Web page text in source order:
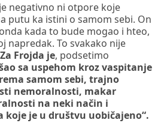
negativno ni otpore koje
putu ka istini o samom sebi. On
kada to bude mogao i hteo,
napredak. To svakako nije
Za Frojda je, podsetimo
sa uspehom kroz vaspitanje
samom sebi, trajno
nemoralnosti, makar
na neki način i
koje je u društvu uobičajeno“.